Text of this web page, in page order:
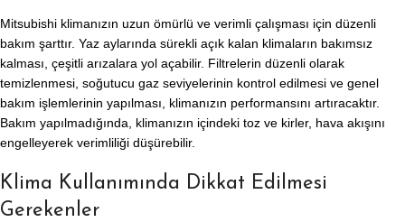
Mitsubishi klimanızın uzun ömürlü ve verimli çalışması için düzenli
bakım şarttır. Yaz aylarında sürekli açık kalan klimaların bakımsız
kalması, çeşitli arızalara yol açabilir. Filtrelerin düzenli olarak
temizlenmesi, soğutucu gaz seviyelerinin kontrol edilmesi ve genel
bakım işlemlerinin yapılması, klimanızın performansını artıracaktır.
Bakım yapılmadığında, klimanızın içindeki toz ve kirler, hava akışını
engelleyerek verimliliği düşürebilir.
Klima Kullanımında Dikkat Edilmesi
Gerekenler